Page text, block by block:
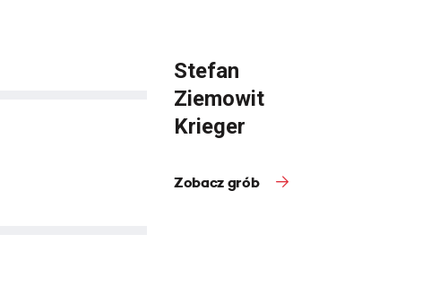
Stefan
Ziemowit
Krieger
Zobacz grób